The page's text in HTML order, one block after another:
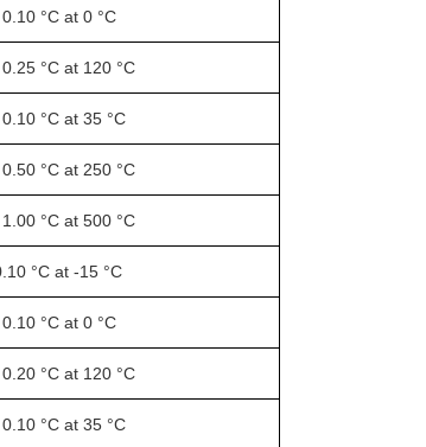
°C at 0 °C
°C at 120 °C
°C at 35 °C
°C at 250 °C
°C at 500 °C
°C at -15 °C
°C at 0 °C
°C at 120 °C
°C at 35 °C